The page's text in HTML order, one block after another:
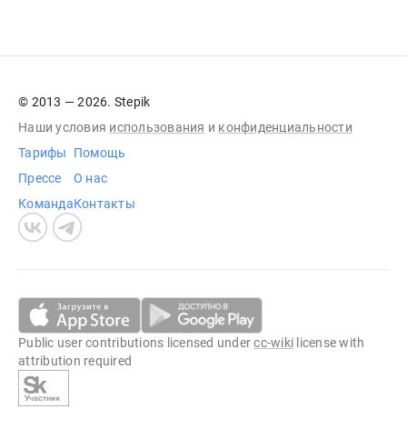
© 2013 — 2026. Stepik
Наши условия использования и конфиденциальности
Тарифы
Прессе
Команда
Помощь
О нас
Контакты
Public user contributions licensed undercc-wiki license with
attribution required